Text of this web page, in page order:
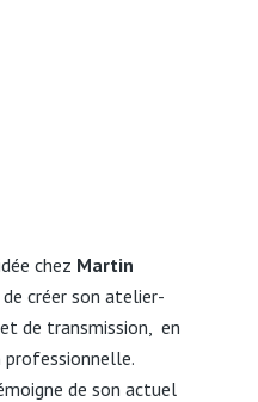
chez Martin
créer son atelier-
de transmission, en
de son actuel